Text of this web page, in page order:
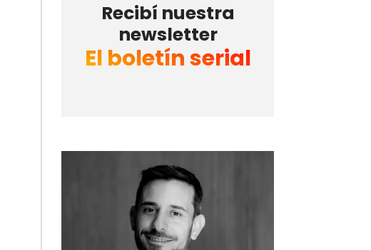
Recibí nuestra
newsletter
El boletín serial